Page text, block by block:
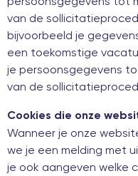
van de
bijvoorbeeld je
een toekomstige
je persoonsgegevens
van de
Cookies die onze
Wanneer je onze
we je een melding met
je ook aangeven welke